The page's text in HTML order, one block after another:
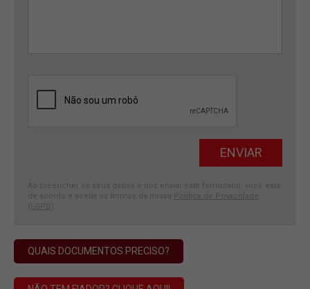
Ao preencher os seus dados e nos enviar este formulário, você está
de acordo e aceita os termos da nossa Política de Privacidade
(LGPD)
QUAIS DOCUMENTOS PRECISO?